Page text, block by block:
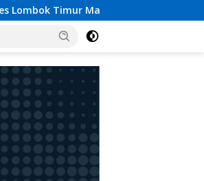
HUT RI ke-81, Antisipasi